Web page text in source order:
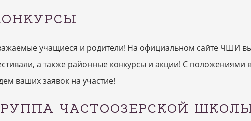
учащиеся и родители! На официальном сайте ЧШИ
а также районные конкурсы и акции! С положениями
ваших заявок на участие!
ЧАСТООЗЕРСКОЙ